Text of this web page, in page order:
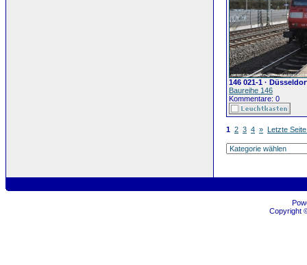
146 021-1 ·
Baureihe 146
Kommentare: 0
1 2 3 4 » Letzte
Copyright